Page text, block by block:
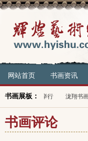
网站首页 书画资讯
书画展板： “骏马奔腾 笔舞
书画评论